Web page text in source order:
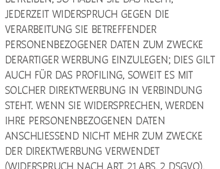
JEDERZEIT WIDERSPRUCH GEGEN DIE
VERARBEITUNG SIE BETREFFENDER
PERSONENBEZOGENER DATEN ZUM ZWECKE
DERARTIGER WERBUNG EINZULEGEN; DIES GILT
AUCH FÜR DAS PROFILING, SOWEIT ES MIT
SOLCHER DIREKTWERBUNG IN VERBINDUNG
STEHT. WENN SIE WIDERSPRECHEN, WERDEN
IHRE PERSONENBEZOGENEN DATEN
ANSCHLIESSEND NICHT MEHR ZUM ZWECKE
DER DIREKTWERBUNG VERWENDET
(WIDERSPRUCH NACH ART. 21 ABS. 2 DSGVO).